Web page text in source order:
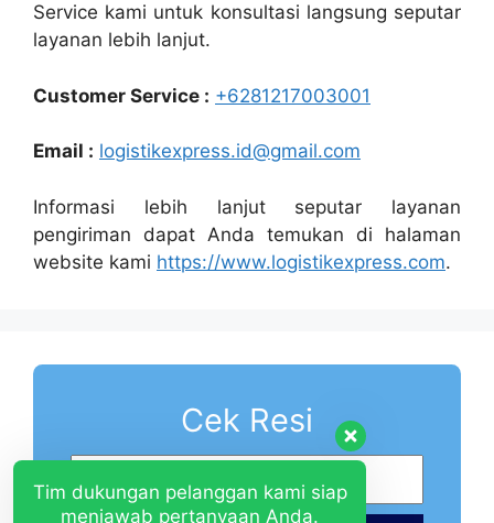
Service kami untuk konsultasi langsung seputar
layanan lebih lanjut.
Customer Service : +6281217003001
Email : logistikexpress.id@gmail.com
Informasi lebih lanjut seputar layanan
pengiriman dapat Anda temukan di halaman
website kami https://www.logistikexpress.com.
Cek Resi
Tim dukungan pelanggan kami siap
menjawab pertanyaan Anda.